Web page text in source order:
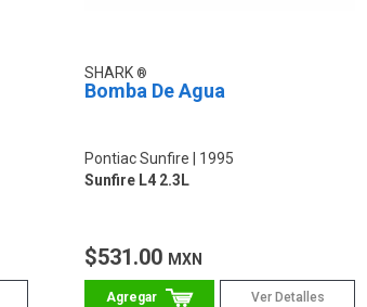
SHARK
Bomba De Agua
Pontiac Sunfire
1995
Sunfire L4 2.3L
$531.00 MXN
Ver Detalles